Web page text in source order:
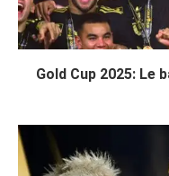
Gold Cup 2025: Le